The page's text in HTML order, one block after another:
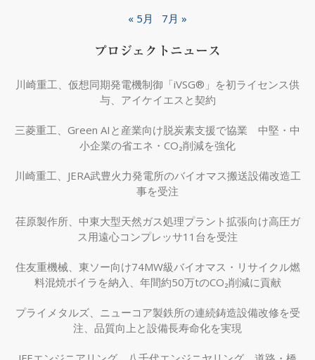
« 5月 7月 »
プロジェクトニュース
川崎重工、仮想同期発電機制御「iVSG®」を初ライセンス供
与、アイケイエスと契約
三菱重工、Green AIと産業向け脱炭素支援で協業 中堅・中
小企業の省エネ・CO₂削減を強化
川崎重工、JERA武豊火力発電所のバイオマス搬送設備改造工
事を受注
荏原製作所、中東大型天然ガス処理プラント拡張向け高圧ガ
ス用遠心コンプレッサ11台を受注
住友重機械、東ソー向け74MW級バイオマス・リサイクル燃
料混焼ボイラを納入、年間約50万tのCO₂削減に貢献
プライメタルズ、ニューコア製鉄所の連続鋳造設備改修を受
注、品質向上と設備長寿命化を実現